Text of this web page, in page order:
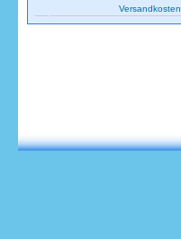
Versandkosten